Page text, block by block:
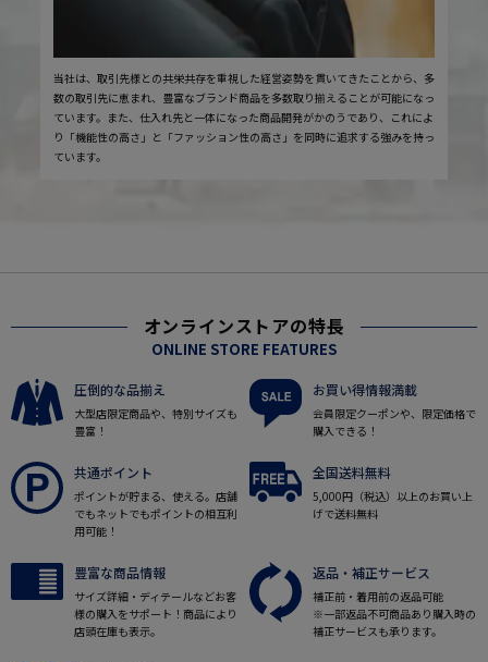
当社は、取引先様との共栄共存を重視した経営姿勢を貫いてきたことから、多
数の取引先に恵まれ、豊富なブランド商品を多数取り揃えることが可能になっ
ています。また、仕入れ先と一体になった商品開発がかのうであり、これによ
り「機能性の高さ」と「ファッション性の高さ」を同時に追求する強みを持っ
ています。
オンラインストアの特長
ONLINE STORE FEATURES
圧倒的な品揃え
大型店限定商品や、特別サイズも
豊富！
お買い得情報満載
会員限定クーポンや、限定価格で
購入できる！
共通ポイント
ポイントが貯まる、使える。店舗
でもネットでもポイントの相互利
用可能！
全国送料無料
5,000円（税込）以上のお買い上
げで送料無料
豊富な商品情報
サイズ詳細・ディテールなどお客
様の購入をサポート！商品により
店頭在庫も表示。
返品・補正サービス
補正前・着用前の返品可能
※一部返品不可商品あり購入時の
補正サービスも承ります。